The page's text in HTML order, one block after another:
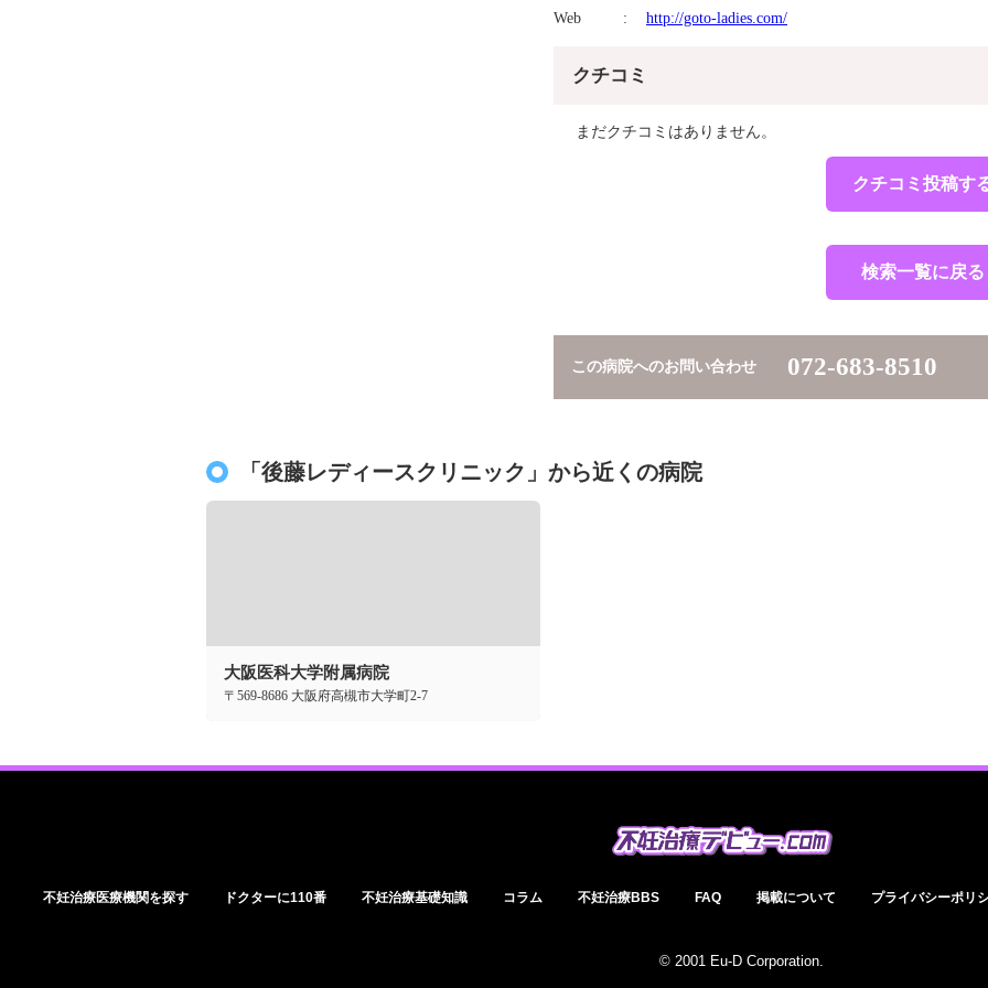
Web http://goto-ladies.com/
クチコミ
まだクチコミはありません。
クチコミ投稿す
検索一覧に戻る
この病院へのお問い合わせ 072-683-8510
「後藤レディースクリニック」から近くの病院
大阪医科大学附属病院
〒569-8686 大阪府高槻市大学町2-7
不妊治療医療機関を探す ドクターに110番 不妊治療基礎知識 コラム 不妊治療BBS FAQ 掲載について プライバシーポリ
© 2001 Eu-D Corporation.